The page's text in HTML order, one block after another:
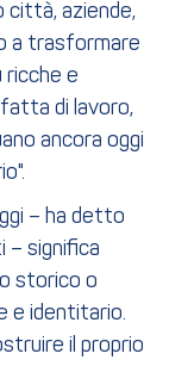
città, aziende,
a trasformare
ricche e
di lavoro,
ancora oggi
– ha detto
– significa
storico o
e identitario.
il proprio